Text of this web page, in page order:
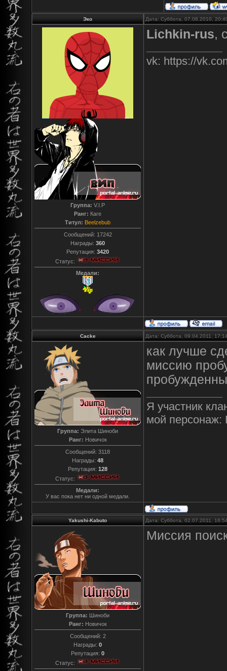
Эко Дата: Суббота, 07.08.2010,
Группа: V.I.P
Ранг: Каге
Титул: Beelzebub
Сообщений: 17242
Награды: 360
Репутация: 3420
Статус:
Медали:
Lichkin-rus,
vk: https://
Cacke Дата: Суббота, 09.04.2011,
Группа: Элита Шиноби
Ранг: Новичок
Сообщений: 3118
Награды: 48
Репутация: 128
Статус:
Медали:
У вас пока нет ни одной медали.
как лучше
миссию
Я участник
мой персонаж:
Yakushi-Kabuto Дата: Суббота, 02.07.2011,
Группа: Шиноби
Ранг: Новичок
Сообщений: 2
Награды: 0
Репутация: 0
Статус:
Миссия